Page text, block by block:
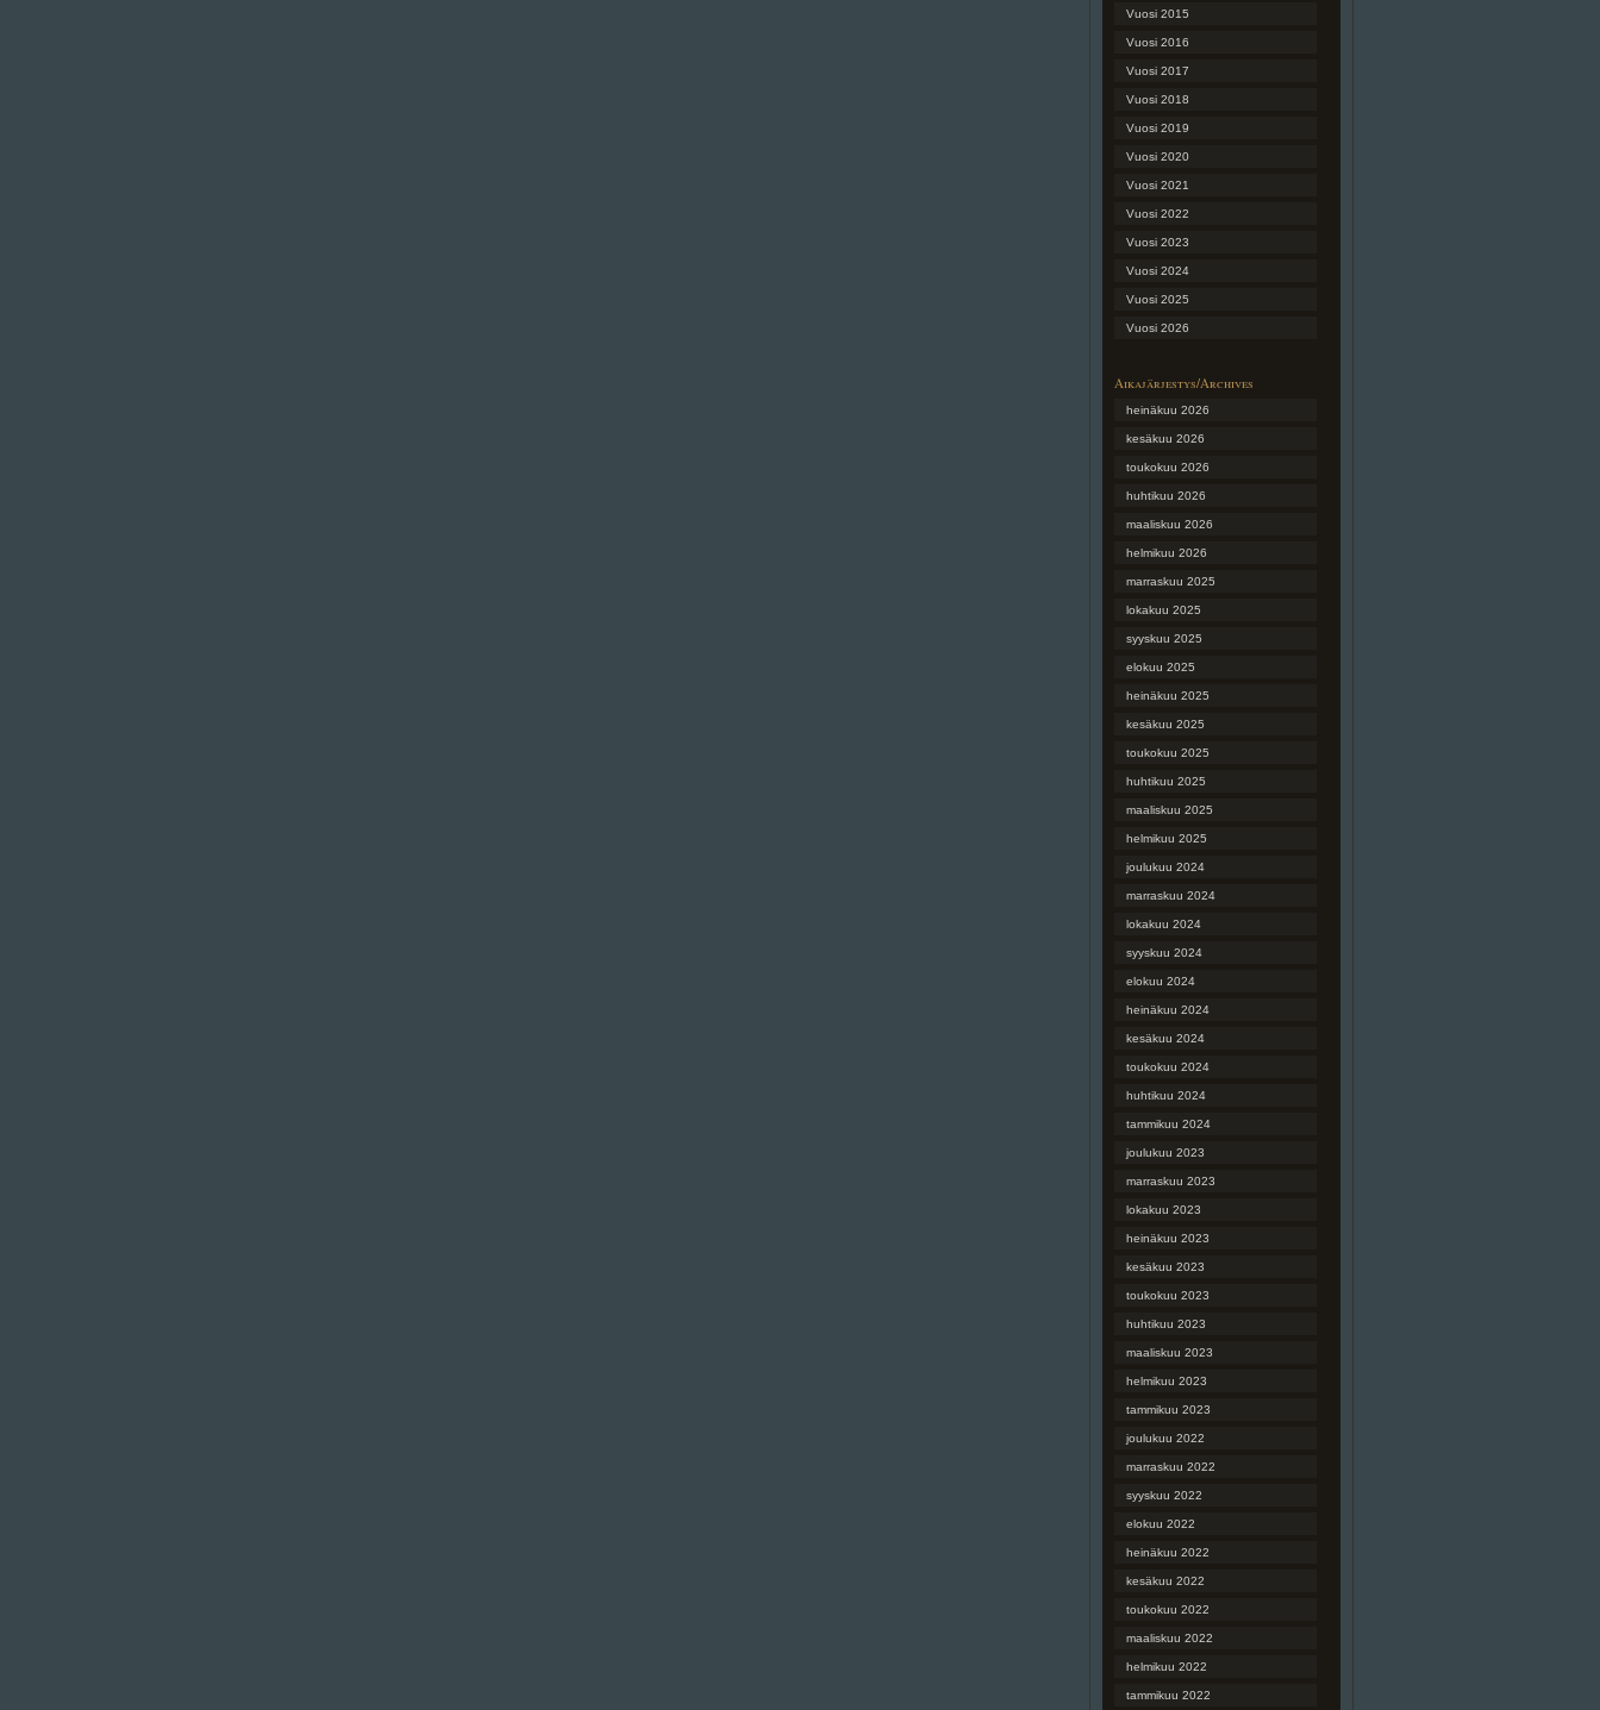
Vuosi 2015
Vuosi 2016
Vuosi 2017
Vuosi 2018
Vuosi 2019
Vuosi 2020
Vuosi 2021
Vuosi 2022
Vuosi 2023
Vuosi 2024
Vuosi 2025
Vuosi 2026
Aikajärjestys/Archives
heinäkuu 2026
kesäkuu 2026
toukokuu 2026
huhtikuu 2026
maaliskuu 2026
helmikuu 2026
marraskuu 2025
lokakuu 2025
syyskuu 2025
elokuu 2025
heinäkuu 2025
kesäkuu 2025
toukokuu 2025
huhtikuu 2025
maaliskuu 2025
helmikuu 2025
joulukuu 2024
marraskuu 2024
lokakuu 2024
syyskuu 2024
elokuu 2024
heinäkuu 2024
kesäkuu 2024
toukokuu 2024
huhtikuu 2024
tammikuu 2024
joulukuu 2023
marraskuu 2023
lokakuu 2023
heinäkuu 2023
kesäkuu 2023
toukokuu 2023
huhtikuu 2023
maaliskuu 2023
helmikuu 2023
tammikuu 2023
joulukuu 2022
marraskuu 2022
syyskuu 2022
elokuu 2022
heinäkuu 2022
kesäkuu 2022
toukokuu 2022
maaliskuu 2022
helmikuu 2022
tammikuu 2022